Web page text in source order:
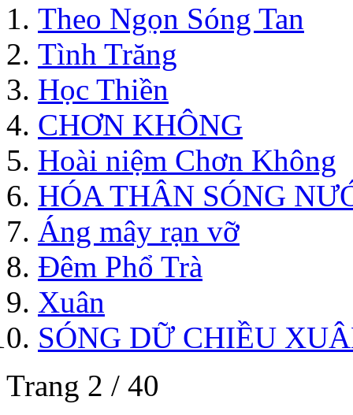
Theo Ngọn Sóng Tan
Tình Trăng
Học Thiền
CHƠN KHÔNG
Hoài niệm Chơn Không
HÓA THÂN SÓNG
Áng mây rạn vỡ
Đêm Phổ Trà
Xuân
SÓNG DỮ CHIỀU
Trang 2 / 40